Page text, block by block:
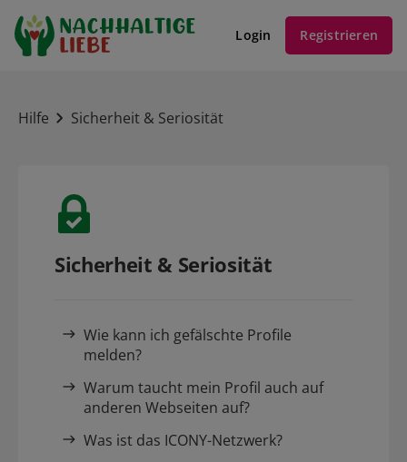
Login Registrieren
Hilfe Sicherheit & Seriosität
Sicherheit & Seriosität
Wie kann ich gefälschte Profile
melden?
Warum taucht mein Profil auch auf
anderen Webseiten auf?
Was ist das ICONY-Netzwerk?